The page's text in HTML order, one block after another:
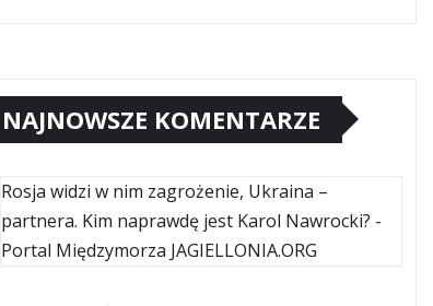
NAJNOWSZE KOMENTARZE
Rosja widzi w nim zagrożenie, Ukraina –
partnera. Kim naprawdę jest Karol Nawrocki? -
Portal Międzymorza JAGIELLONIA.ORG